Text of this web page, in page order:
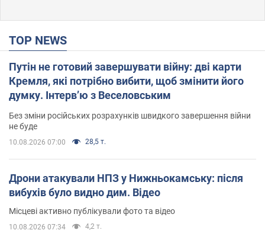
TOP NEWS
Путін не готовий завершувати війну: дві карти
Кремля, які потрібно вибити, щоб змінити його
думку. Інтерв’ю з Веселовським
Без зміни російських розрахунків швидкого завершення війни
не буде
10.08.2026 07:00 28,5 т.
Дрони атакували НПЗ у Нижньокамську: після
вибухів було видно дим. Відео
Місцеві активно публікували фото та відео
10.08.2026 07:34 4,2 т.